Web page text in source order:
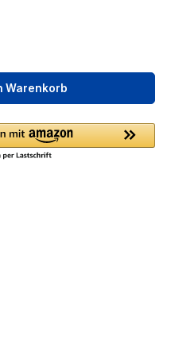
Wert
Warenkorb